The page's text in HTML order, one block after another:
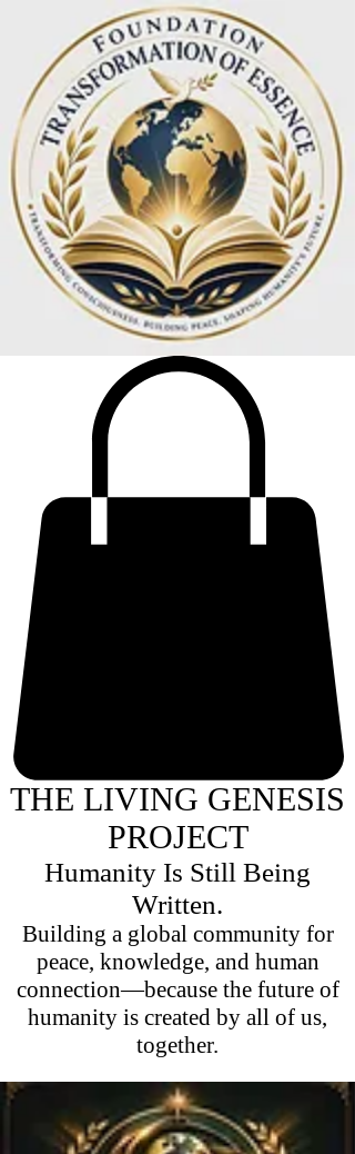
THE LIVING GENESIS
PROJECT
Humanity Is Still Being
Written.
Building a global community for
peace, knowledge, and human
connection—because the future of
humanity is created by all of us,
together.